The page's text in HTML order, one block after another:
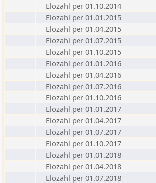
Elozahl per 01.10.2014
Elozahl per 01.01.2015
Elozahl per 01.04.2015
Elozahl per 01.07.2015
Elozahl per 01.10.2015
Elozahl per 01.01.2016
Elozahl per 01.04.2016
Elozahl per 01.07.2016
Elozahl per 01.10.2016
Elozahl per 01.01.2017
Elozahl per 01.04.2017
Elozahl per 01.07.2017
Elozahl per 01.10.2017
Elozahl per 01.01.2018
Elozahl per 01.04.2018
Elozahl per 01.07.2018